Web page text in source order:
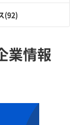
(92)
業情報